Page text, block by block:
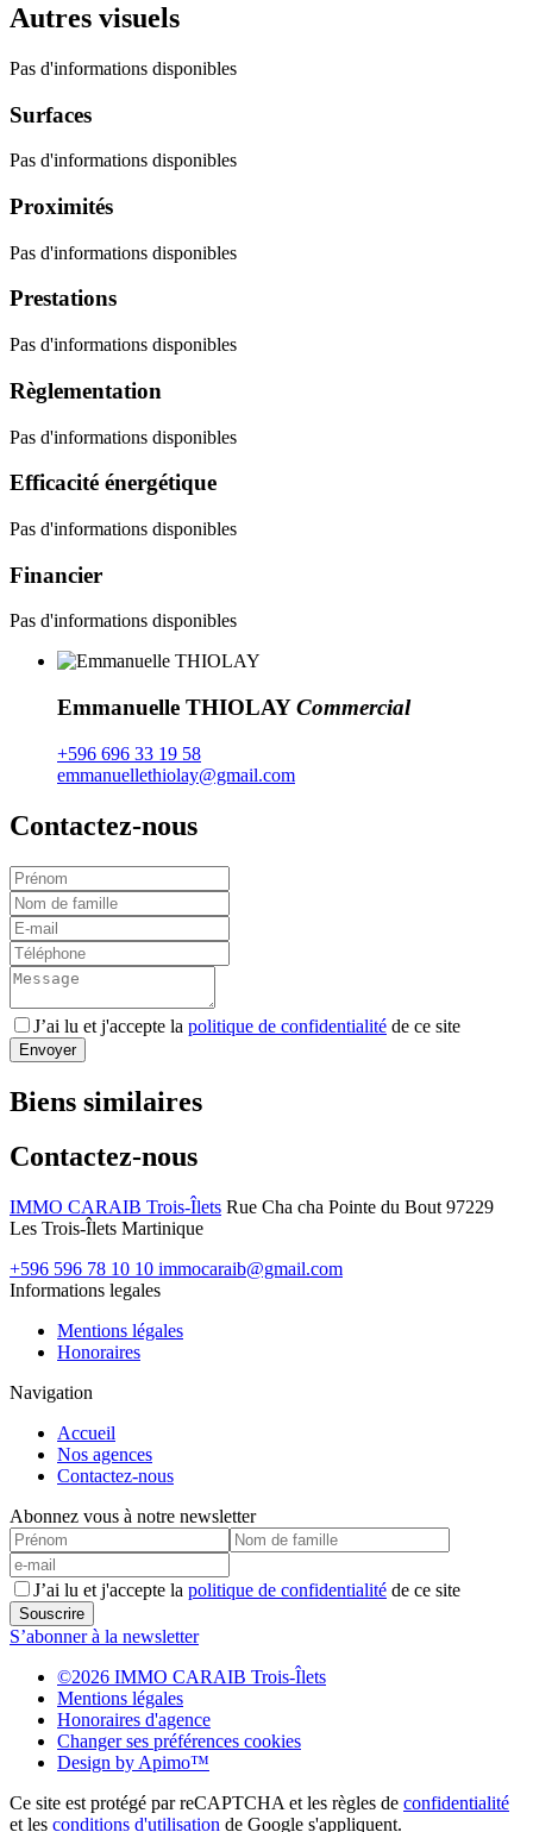
Autres visuels
Pas d'informations disponibles
Surfaces
Pas d'informations disponibles
Proximités
Pas d'informations disponibles
Prestations
Pas d'informations disponibles
Règlementation
Pas d'informations disponibles
Efficacité énergétique
Pas d'informations disponibles
Financier
Pas d'informations disponibles
Emmanuelle THIOLAYCommercial
+596 696 33 19 58
emmanuellethiolay@gmail.com
Contactez-nous
J’ai lu et j'accepte la politique de confidentialité de ce site
Envoyer
Biens similaires
Contactez-nous
IMMO CARAIB Trois-Îlets Rue Cha cha Pointe du Bout 97229
Les Trois-Îlets Martinique
+596 596 78 10 10 immocaraib@gmail.com
Informations legales
Mentions légales
Honoraires
Navigation
Accueil
Nos agences
Contactez-nous
Abonnez vous à notre newsletter
J’ai lu et j'accepte la politique de confidentialité de ce site
Souscrire
S’abonner à la newsletter
©2026 IMMO CARAIB Trois-Îlets
Mentions légales
Honoraires d'agence
Changer ses préférences cookies
Design by Apimo™
Ce site est protégé par reCAPTCHA et les règles de confidentialité
et les conditions d'utilisation de Google s'appliquent.